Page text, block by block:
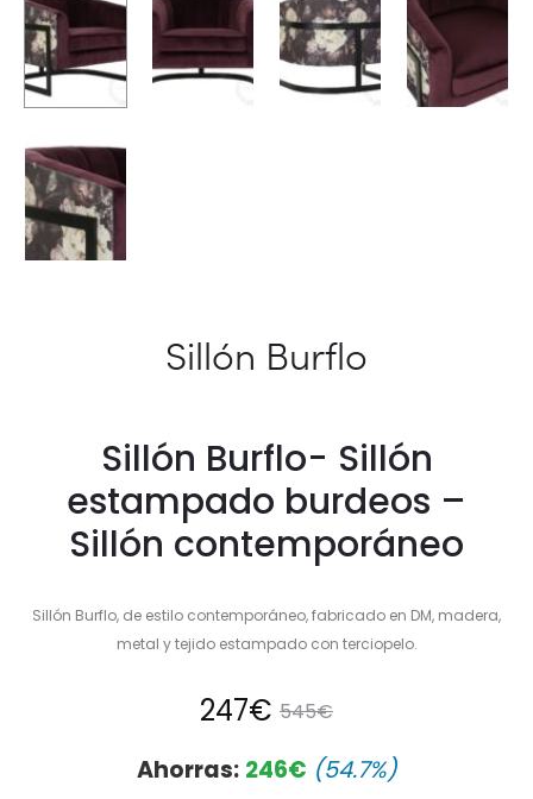
Sillón Burflo
Sillón Burflo- Sillón
estampado burdeos –
Sillón contemporáneo
Sillón Burflo, de estilo contemporáneo, fabricado en DM, madera,
metal y tejido estampado con terciopelo.
545€
El
precio
247€
precio
Ahorras: 246€ (54.7%)